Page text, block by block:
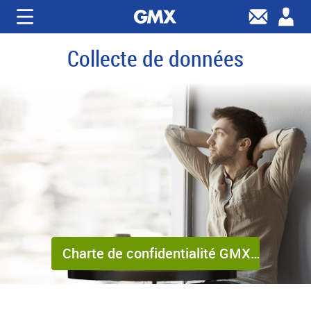
Collecte de données
Charte de confidentialité GMX